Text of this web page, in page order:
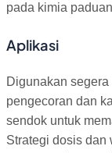
pada kimia
Aplikasi
Digunakan
pengecoran dan
sendok untuk
Strategi dosis dan